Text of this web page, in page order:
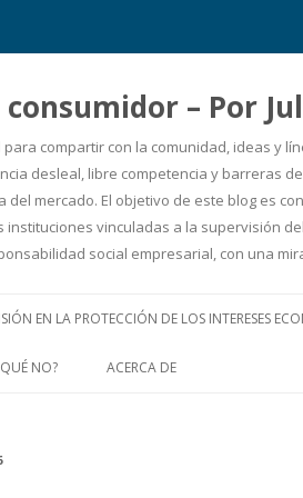
– Por
para compartir con la comunidad, ideas y
desleal, libre competencia y barreras
del mercado. El objetivo de este blog es
instituciones vinculadas a la supervisión
social empresarial, con una
EN LA PROTECCIÓN DE LOS INTERESES
NO? ACERCA DE